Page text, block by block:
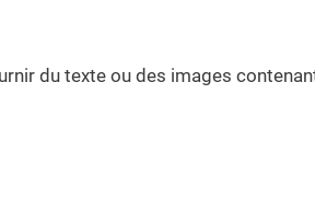
du texte ou des images